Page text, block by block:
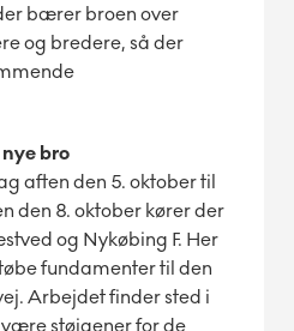
bærer broen over
og bredere, så der
bro
aften den 5. oktober til
den 8. oktober kører der
og Nykøbing F. Her
fundamenter til den
Arbejdet finder sted i
støjgener for de